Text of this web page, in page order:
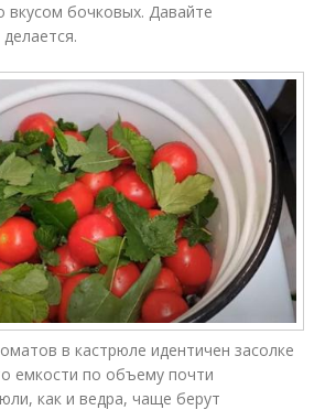
бочковых. Давайте
в кастрюле идентичен засолке
емкости по объему почти
как и ведра, чаще берут